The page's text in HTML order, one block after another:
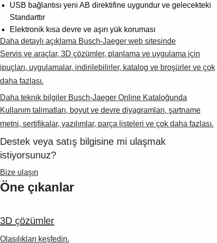
Suggestions
Products
See more products
Shopping list preview
0
USB bağlantısı yeni AB direktifine uygundur ve gelecekteki
Standarttır
Elektronik kısa devre ve aşırı yük koruması
Daha detaylı açıklama Busch-Jaeger web sitesinde
Servis ve araçlar, 3D çözümler, planlama ve uygulama için
ipuçları, uygulamalar, indirilebilirler, katalog ve broşürler ve çok
daha fazlası.
Daha teknik bilgiler Busch-Jaeger Online Kataloğunda
Kullanım talimatları, boyut ve devre diyagramları, şartname
metni, sertifikalar, yazılımlar, parça listeleri ve çok daha fazlası.
Destek veya satış bilgisine mi ulaşmak
istiyorsunuz?
Bize ulaşın
Öne çıkanlar
3D çözümler
Olasılıkları keşfedin.